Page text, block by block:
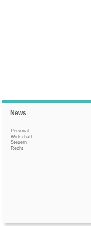
News
Personal
Wirtschaft
Steuern
Recht